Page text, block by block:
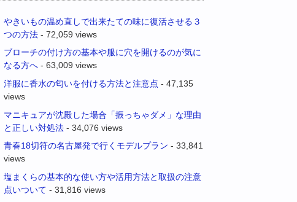
やきいもの温め直しで出来たての味に復活させる３
つの方法 - 72,059 views
ブローチの付け方の基本や服に穴を開けるのが気に
なる方へ - 63,009 views
洋服に香水の匂いを付ける方法と注意点 - 47,135
views
マニキュアが沈殿した場合「振っちゃダメ」な理由
と正しい対処法 - 34,076 views
青春18切符の名古屋発で行くモデルプラン - 33,841
views
塩まくらの基本的な使い方や活用方法と取扱の注意
点いついて - 31,816 views